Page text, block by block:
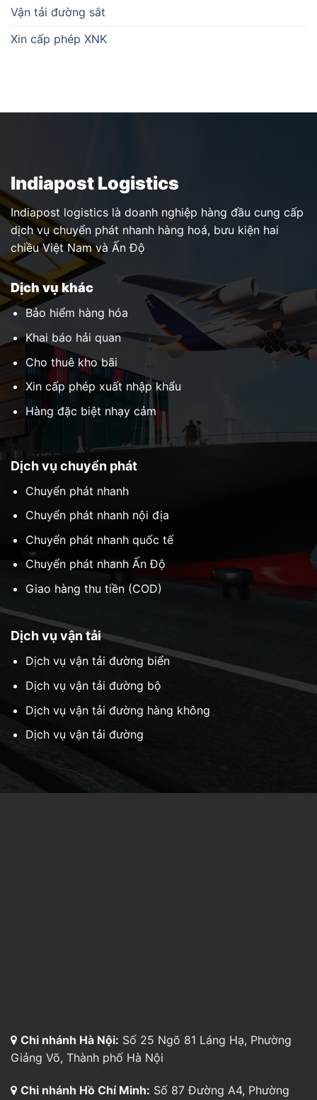
Vận tải đường sắt
Xin cấp phép XNK
Indiapost Logistics
Indiapost logistics là doanh nghiệp hàng đầu cung cấp
dịch vụ chuyển phát nhanh hàng hoá, bưu kiện hai
chiều Việt Nam và Ấn Độ
Dịch vụ chuyển phát
Chuyển phát nhanh
Chuyển phát nhanh nội địa
Chuyển phát nhanh quốc tế
Chuyển phát nhanh Ấn Độ
Giao hàng thu tiền (COD)
Dịch vụ vận tải
Dịch vụ vận tải đường biển
Dịch vụ vận tải đường bộ
Dịch vụ vận tải đường hàng không
Dịch vụ vận tải đường
Dịch vụ khác
Bảo hiểm hàng hóa
Khai báo hải quan
Cho thuê kho bãi
Xin cấp phép xuất nhập khẩu
Hàng đặc biệt nhạy cảm
Chi nhánh Hà Nội: Số 25 Ngõ 81 Láng Hạ, Phường
Giảng Võ, Thành phố Hà Nội
Chi nhánh Hồ Chí Minh: Số 87 Đường A4, Phường